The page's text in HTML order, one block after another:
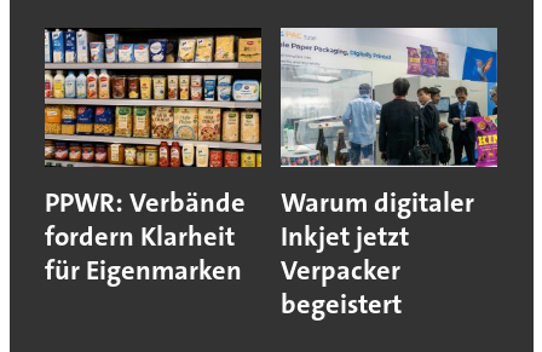
PPWR: Verbände
fordern Klarheit
für Eigenmarken
Warum digitaler
Inkjet jetzt
Verpacker
begeistert